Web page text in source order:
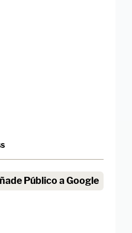
Público a Google